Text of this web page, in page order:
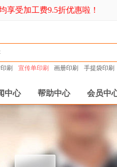
受加工费9.5折优惠啦！
刷 宣传单印刷 画册印刷 手提袋印刷
中心 帮助中心 会员中